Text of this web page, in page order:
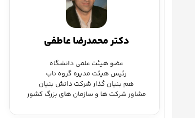
دکتر محمدرضا عاطفی
عضو هیئت علمی دانشگاه
رئیس هیئت مدیره گروه ناب
هم بنیان گذار شرکت دانش بنیان
مشاور شرکت ها و سازمان های بزرگ کشور